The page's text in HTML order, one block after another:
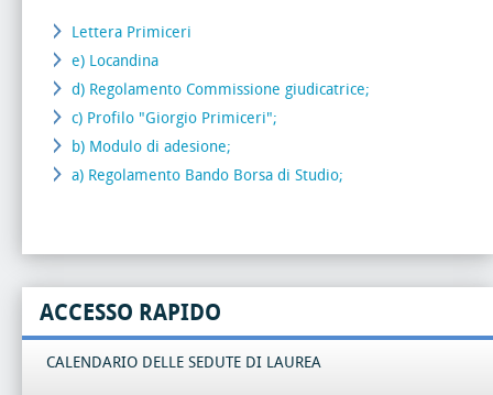
Lettera Primiceri
e) Locandina
d) Regolamento Commissione giudicatrice;
c) Profilo "Giorgio Primiceri";
b) Modulo di adesione;
a) Regolamento Bando Borsa di Studio;
ACCESSO RAPIDO
CALENDARIO DELLE SEDUTE DI LAUREA